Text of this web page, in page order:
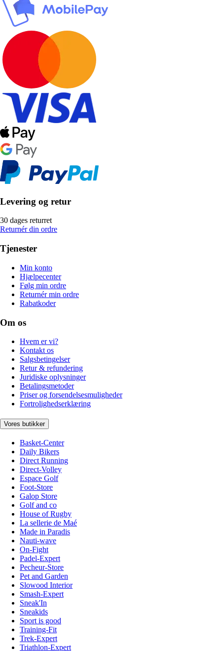
Levering og retur
30 dages returret
Returnér din ordre
Tjenester
Min konto
Hjælpecenter
Følg min ordre
Returnér min ordre
Rabatkoder
Om os
Hvem er vi?
Kontakt os
Salgsbetingelser
Retur & refundering
Juridiske oplysninger
Betalingsmetoder
Priser og forsendelsesmuligheder
Fortrolighedserklæring
Vores butikker
Basket-Center
Daily Bikers
Direct Running
Direct-Volley
Espace Golf
Foot-Store
Galop Store
Golf and co
House of Rugby
La sellerie de Maé
Made in Paradis
Nauti-wave
On-Fight
Padel-Expert
Pecheur-Store
Pet and Garden
Slowood Interior
Smash-Expert
Sneak'In
Sneakids
Sport is good
Training-Fit
Trek-Expert
Triathlon-Expert